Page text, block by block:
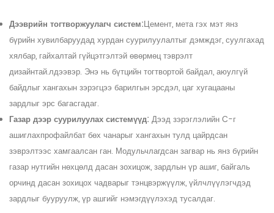
Дээврийн тогтворжуулагч систем:Цемент, мета гэх мэт янз
бүрийн хувилбаруудад хурдан суурилуулалтыг дэмждэг, суулгахад
хялбар, гайхалтай гүйцэтгэлтэй өвөрмөц тэврэлт
дизайнтай.лдээвэр. Энэ нь бүтцийн тогтвортой байдал, аюулгүй
байдлыг хангахын зэрэгцээ барилгын эрсдэл, цаг хугацааны
зардлыг эрс багасгадаг.
Газар дээр суурилуулах системүүд: Дээд зэрэглэлийн C-г
ашиглахпрофайлбат бөх чанарыг хангахын тулд цайрдсан
зэврэлтээс хамгаалсан ган. Модульчлагдсан загвар нь янз бүрийн
газар нутгийн нөхцөлд дасан зохицож, зардлын үр ашиг, байгаль
орчинд дасан зохицох чадварыг тэнцвэржүүлж, үйлчлүүлэгчдэд
зардлыг бууруулж, үр ашгийг нэмэгдүүлэхэд тусалдаг.